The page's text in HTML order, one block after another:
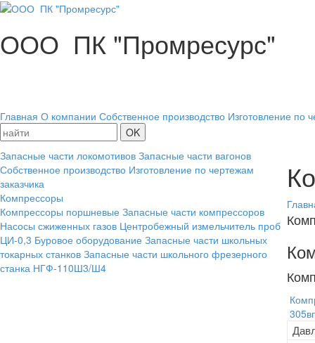
ООО ПК "Промресурс"
Главная О компании Собственное производство Изготовление по
Запасные части локомотивов Запасные части вагонов
Собственное производство Изготовление по чертежам
заказчика
Компрессоры
Компрессоры поршневые Запасные части компрессоров
Насосы сжиженных газов Центробежный измельчитель проб
ЦИ-0,3 Буровое оборудование Запасные части школьных
токарных станков Запасные части школьного фрезерного
станка НГФ-110Ш3/Ш4